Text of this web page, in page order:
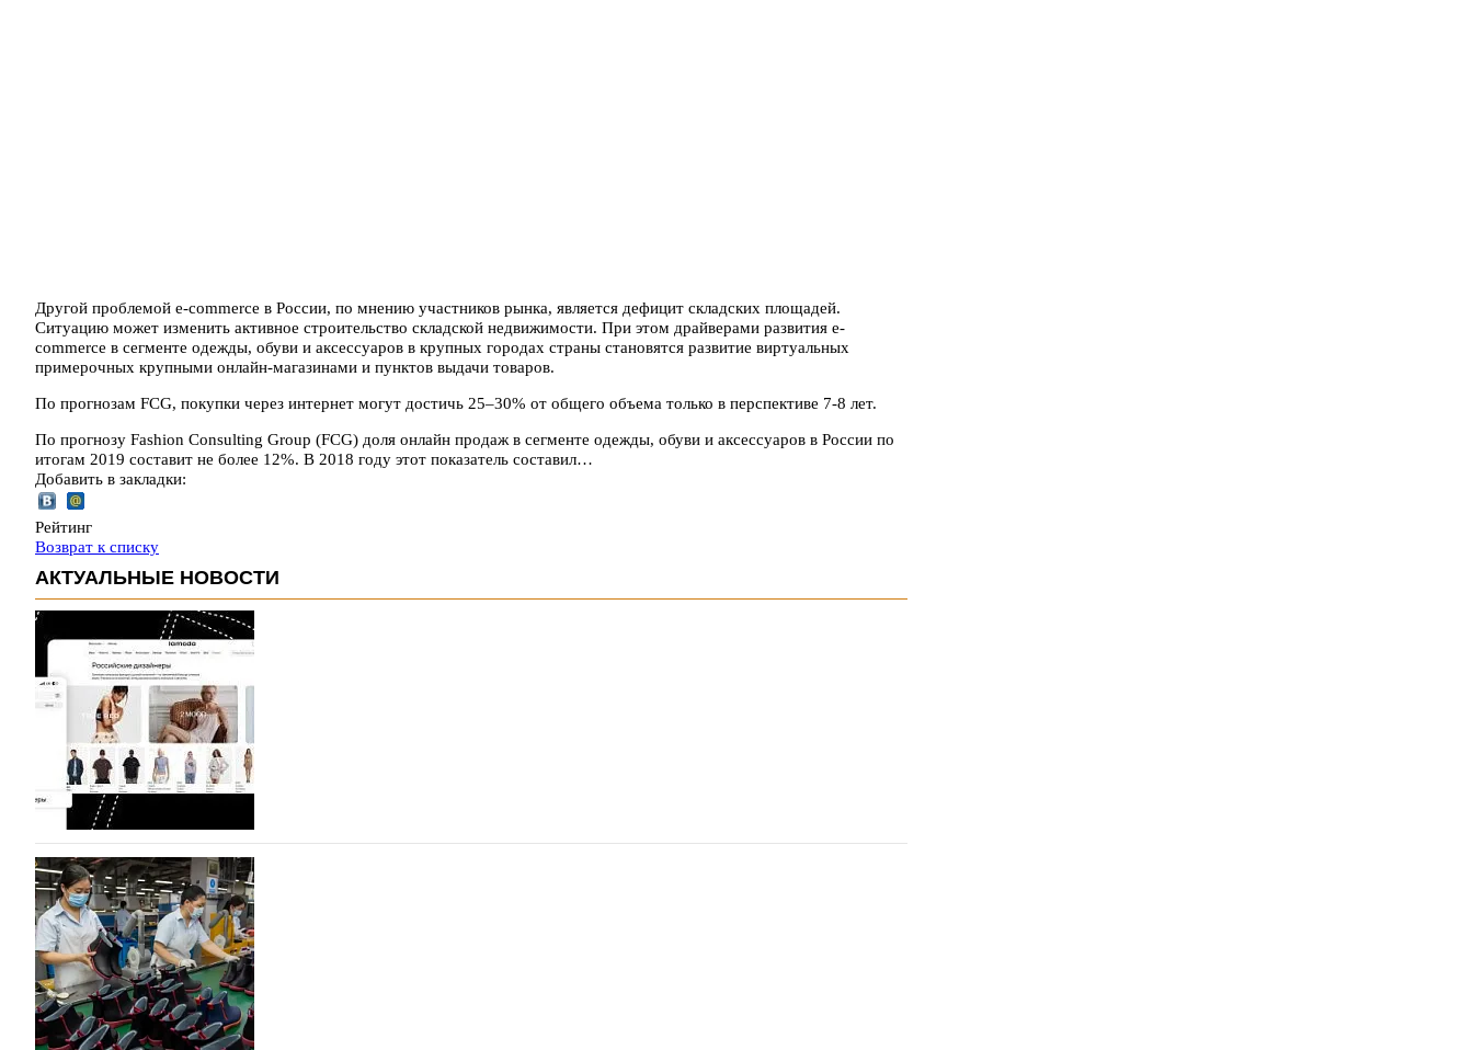
Другой проблемой e-commerce в России, по мнению участников рынка, является дефицит складских площадей.
Ситуацию может изменить активное строительство складской недвижимости. При этом драйверами развития e-
commerce в сегменте одежды, обуви и аксессуаров в крупных городах страны становятся развитие виртуальных
примерочных крупными онлайн-магазинами и пунктов выдачи товаров.
По прогнозам FCG, покупки через интернет могут достичь 25–30% от общего объема только в перспективе 7-8 лет.
По прогнозу Fashion Consulting Group (FCG) доля онлайн продаж в сегменте одежды, обуви и аксессуаров в России по
итогам 2019 составит не более 12%. В 2018 году этот показатель составил…
Добавить в закладки:
Рейтинг
Возврат к списку
АКТУАЛЬНЫЕ НОВОСТИ
На платформе Lamoda - новый раздел и условия продвижения локальных
дизайнерских марок
Российский маркетплейс Lamoda решил обновить раздел для продажи продукции локальных дизайнерских
марок одежды, обуви и аксессуаров. Бренды также получат маркетинговую…
06.08.2026 51